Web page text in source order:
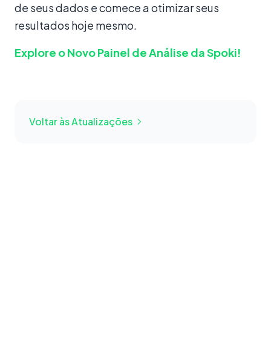
de seus dados e comece a otimizar seus
resultados hoje mesmo.
Explore o Novo Painel de Análise da Spoki!
Voltar às Atualizações